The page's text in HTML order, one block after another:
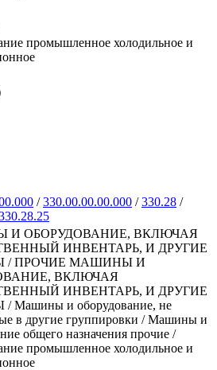
промышленное холодильное и
/330.00.00.00.000 /330.28 /
ОБОРУДОВАНИЕ, ВКЛЮЧАЯ
ИНВЕНТАРЬ, И ДРУГИЕ
/ ПРОЧИЕ МАШИНЫ И
ВКЛЮЧАЯ
ИНВЕНТАРЬ, И ДРУГИЕ
Машины и оборудование, не
в другие группировки / Машины и
общего назначения прочие /
промышленное холодильное и